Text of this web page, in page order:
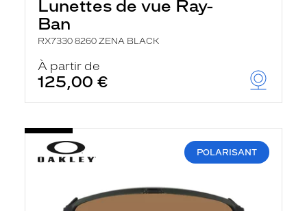
Lunettes de vue Ray-
Ban
RX7330 8260 ZENA BLACK
À partir de
125,00 €
POLARISANT